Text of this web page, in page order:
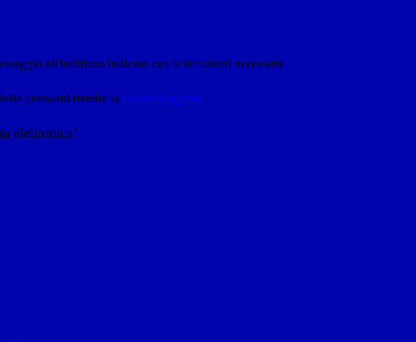
all'indirizzo indicato con le istruzioni necessarie.
password tramite la Login Spaggiari
elettronica!